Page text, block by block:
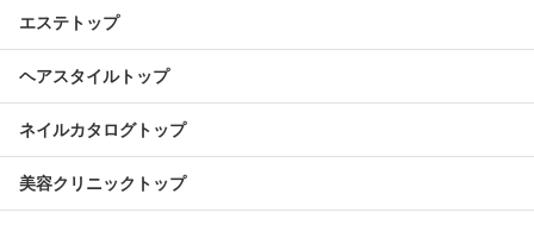
エステトップ
ヘアスタイルトップ
ネイルカタログトップ
美容クリニックトップ